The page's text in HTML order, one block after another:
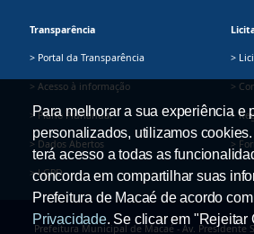
Transparência
> Portal da Transparência
> Acesso à informação
> Plano Plurianual
> Dados Abertos
> LGPD
>
>
>
>
Prefeitura Municipal de Macaé - Av. Presidente
Para melhorar a sua experiência e
personalizados, utilizamos
terá acesso a todas as
concorda em compartilhar suas
Prefeitura de Macaé de acordo
Privacidade. Se clicar em "Rejeitar